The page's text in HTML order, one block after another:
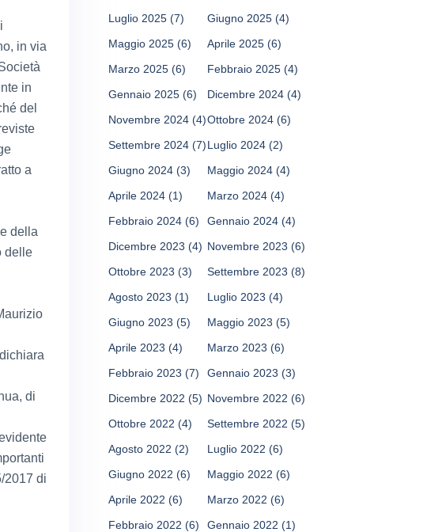
in via
in
del
a
della
delle
di
2017 di
Luglio 2025 (7) Giugno 2025 (4)
Maggio 2025 (6) Aprile 2025 (6)
Marzo 2025 (6) Febbraio 2025 (4)
Gennaio 2025 (6) Dicembre 2024 (4)
Novembre 2024 (4)Ottobre 2024 (6)
Settembre 2024 (7)Luglio 2024 (2)
Giugno 2024 (3) Maggio 2024 (4)
Aprile 2024 (1) Marzo 2024 (4)
Febbraio 2024 (6) Gennaio 2024 (4)
Dicembre 2023 (4) Novembre 2023 (6)
Ottobre 2023 (3) Settembre 2023 (8)
Agosto 2023 (1) Luglio 2023 (4)
Giugno 2023 (5) Maggio 2023 (5)
Aprile 2023 (4) Marzo 2023 (6)
Febbraio 2023 (7) Gennaio 2023 (3)
Dicembre 2022 (5) Novembre 2022 (6)
Ottobre 2022 (4) Settembre 2022 (5)
Agosto 2022 (2) Luglio 2022 (6)
Giugno 2022 (6) Maggio 2022 (6)
Aprile 2022 (6) Marzo 2022 (6)
Febbraio 2022 (6) Gennaio 2022 (1)